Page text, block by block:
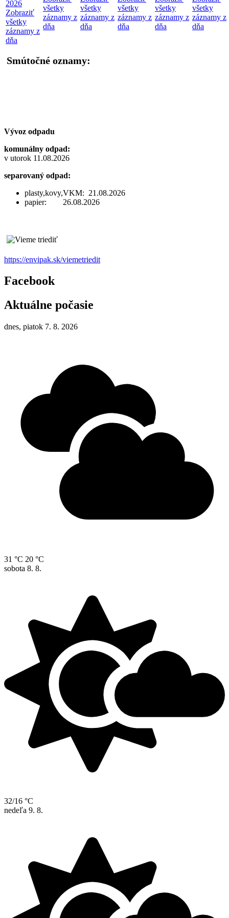
2026
Zobraziť
všetky
záznamy z
dňa
všetky
záznamy z
dňa
všetky
záznamy z
dňa
všetky
záznamy z
dňa
všetky
záznamy z
dňa
všetky
záznamy z
dňa
Smútočné oznamy:
Vývoz odpadu
komunálny odpad:
v utorok 11.08.2026
separovaný odpad:
plasty,kovy,VKM: 21.08.2026
papier: 26.08.2026
https://envipak.sk/viemetriedit
Facebook
Aktuálne počasie
dnes, piatok 7. 8. 2026
31 °C 20 °C
sobota 8. 8.
32/16 °C
nedeľa 9. 8.